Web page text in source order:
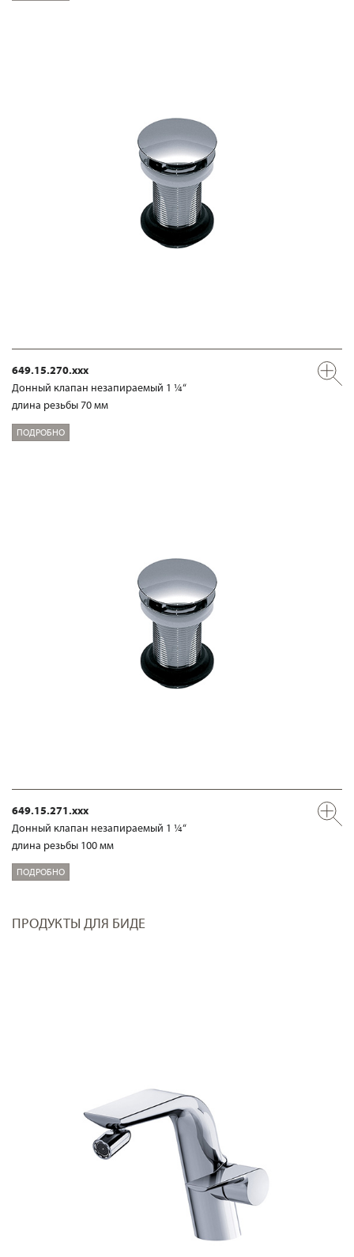
649.15.270.xxx
Донный клапан незапираемый 1 ¼“
длина резьбы 70 мм
ПОДРОБНО
649.15.271.xxx
Донный клапан незапираемый 1 ¼“
длина резьбы 100 мм
ПОДРОБНО
ПРОДУКТЫ ДЛЯ БИДЕ